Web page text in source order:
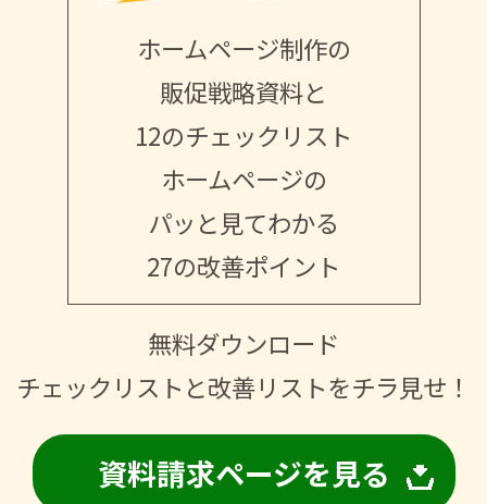
ホームページ制作の
販促戦略資料と
12のチェックリスト
ホームページの
パッと見てわかる
27の改善ポイント
無料ダウンロード
チェックリストと改善リストをチラ見せ！
資料請求ページを見る